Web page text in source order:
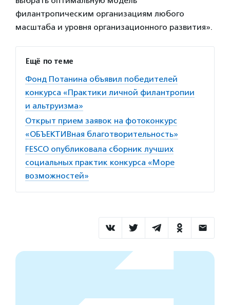
филантропическим организациям любого
масштаба и уровня организационного развития».
Ещё по теме
Фонд Потанина объявил победителей
конкурса «Практики личной филантропии
и альтруизма»
Открыт прием заявок на фотоконкурс
«ОБЪЕКТИВная благо­твори­тель­ность»
FESCO опубликовала сборник лучших
социальных практик конкурса «Море
возможностей»